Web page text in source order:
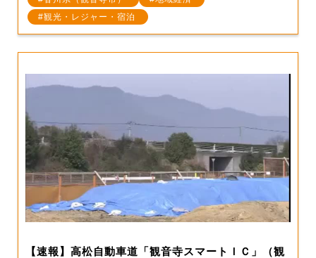
観光・レジャー・宿泊
【速報】高松自動車道「観音寺スマートＩＣ」（観